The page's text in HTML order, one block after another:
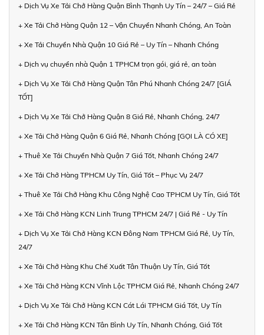
+ Dịch Vụ Xe Tải Chở Hàng Quận Bình Thạnh Uy Tín – 24/7 – Giá Rẻ
+ Xe Tải Chở Hàng Quận 12 – Vận Chuyển Nhanh Chóng, An Toàn
+ Xe Tải Chuyển Nhà Quận 10 Giá Rẻ – Uy Tín – Nhanh Chóng
+ Dịch vụ chuyển nhà Quận 1 TPHCM trọn gói, giá rẻ, an toàn
+ Dịch Vụ Xe Tải Chở Hàng Quận Tân Phú Nhanh Chóng 24/7 [GIÁ
TỐT]
+ Dịch Vụ Xe Tải Chở Hàng Quận 8 Giá Rẻ, Nhanh Chóng, 24/7
+ Xe Tải Chở Hàng Quận 6 Giá Rẻ, Nhanh Chóng [GỌI LÀ CÓ XE]
+ Thuê Xe Tải Chuyển Nhà Quận 7 Giá Tốt, Nhanh Chóng 24/7
+ Xe Tải Chở Hàng TPHCM Uy Tín, Giá Tốt – Phục Vụ 24/7
+ Thuê Xe Tải Chở Hàng Khu Công Nghệ Cao TPHCM Uy Tín, Giá Tốt
+ Xe Tải Chở Hàng KCN Linh Trung TPHCM 24/7 | Giá Rẻ - Uy Tín
+ Dịch Vụ Xe Tải Chở Hàng KCN Đông Nam TPHCM Giá Rẻ, Uy Tín,
24/7
+ Xe Tải Chở Hàng Khu Chế Xuất Tân Thuận Uy Tín, Giá Tốt
+ Xe Tải Chở Hàng KCN Vĩnh Lộc TPHCM Giá Rẻ, Nhanh Chóng 24/7
+ Dịch Vụ Xe Tải Chở Hàng KCN Cát Lái TPHCM Giá Tốt, Uy Tín
+ Xe Tải Chở Hàng KCN Tân Bình Uy Tín, Nhanh Chóng, Giá Tốt